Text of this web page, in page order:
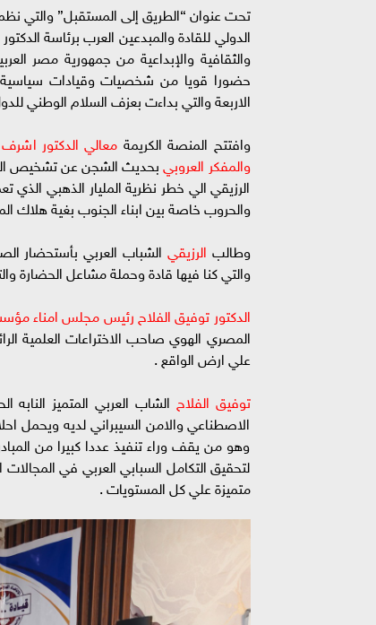
تحت عنوان “الطريق إلى المستقبل” والتي
الدولي للقادة والمبدعين العرب برئاسة
والثقافية والإبداعية من جمهورية مصر
حضورا قويا من شخصيات وقيادات سياسية
الاربعة والتي بداءت بعزف السلام الوطني
وافتتح المنصة الكريمة معالي الدكتور
والمفكر العروبيبحديث الشجن عن تشخيص
الرزيقي الي خطر نظرية المليار الذهبي الذي
والحروب خاصة بين ابناء الجنوب بغية هلاك
وطالب الرزيقي الشباب العربي بأستحضار
والتي كنا فيها قادة وحملة مشاعل الحضارة
الدكتور توفيق الفلاح رئيس مجلس امناء
المصري الهوي صاحب الاختراعات العلمية
علي ارض الواقع .
توفيق الفلاح الشاب العربي المتميز
الاصطناعي والامن السيبراني لديه ويحمل
وهو من يقف وراء تنفيذ عددا كبيرا من
لتحقيق التكامل السبابي العربي في
متميزة علي كل المستويات .